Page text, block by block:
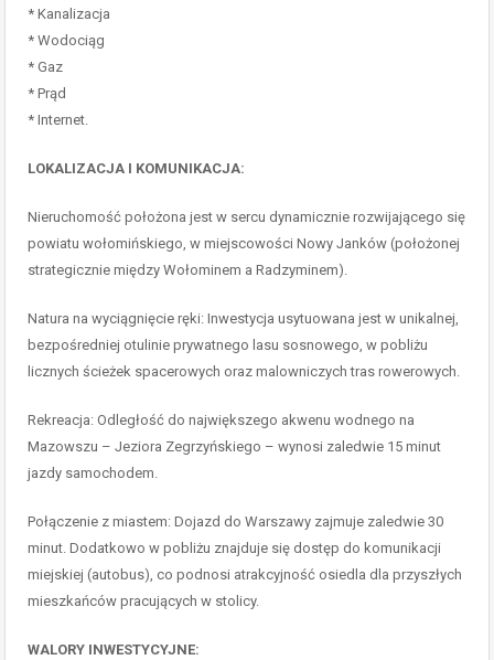
* Kanalizacja
* Wodociąg
* Gaz
* Prąd
* Internet.
LOKALIZACJA I KOMUNIKACJA:
Nieruchomość położona jest w sercu dynamicznie rozwijającego się
powiatu wołomińskiego, w miejscowości Nowy Janków (położonej
strategicznie między Wołominem a Radzyminem).
Natura na wyciągnięcie ręki: Inwestycja usytuowana jest w unikalnej,
bezpośredniej otulinie prywatnego lasu sosnowego, w pobliżu
licznych ścieżek spacerowych oraz malowniczych tras rowerowych.
Rekreacja: Odległość do największego akwenu wodnego na
Mazowszu – Jeziora Zegrzyńskiego – wynosi zaledwie 15 minut
jazdy samochodem.
Połączenie z miastem: Dojazd do Warszawy zajmuje zaledwie 30
minut. Dodatkowo w pobliżu znajduje się dostęp do komunikacji
miejskiej (autobus), co podnosi atrakcyjność osiedla dla przyszłych
mieszkańców pracujących w stolicy.
WALORY INWESTYCYJNE: